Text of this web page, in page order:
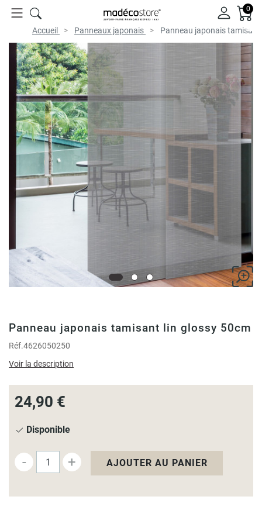
0
Accueil Panneaux japonais Panneau japonais
Panneau japonais tamisant lin glossy 50cm
Réf.4626050250
Voir la description
24,90 €
Disponible
- + AJOUTER AU PANIER